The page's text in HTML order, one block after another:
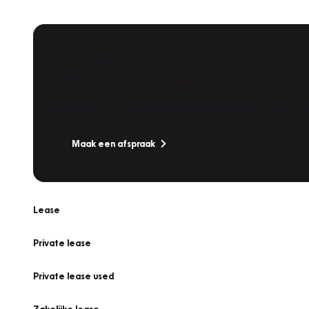
Maak een afspraak
Lease
Private lease
Private lease used